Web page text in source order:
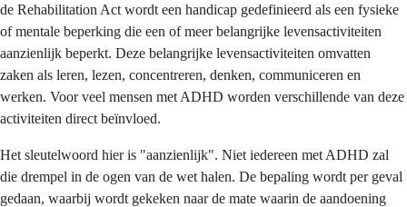
de Rehabilitation Act wordt een handicap gedefinieerd als een fysieke
of mentale beperking die een of meer belangrijke levensactiviteiten
aanzienlijk beperkt. Deze belangrijke levensactiviteiten omvatten
zaken als leren, lezen, concentreren, denken, communiceren en
werken. Voor veel mensen met ADHD worden verschillende van deze
activiteiten direct beïnvloed.
Het sleutelwoord hier is "aanzienlijk". Niet iedereen met ADHD zal
die drempel in de ogen van de wet halen. De bepaling wordt per geval
gedaan, waarbij wordt gekeken naar de mate waarin de aandoening